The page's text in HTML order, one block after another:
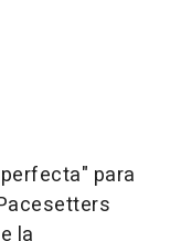
para
la